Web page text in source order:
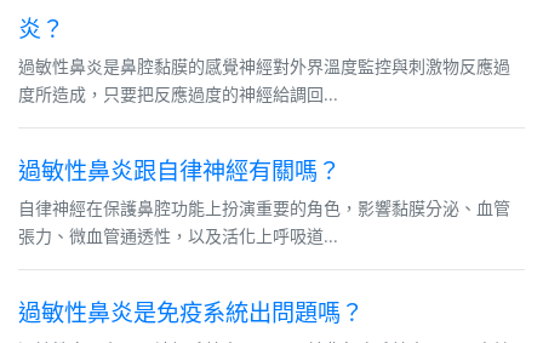
炎？
過敏性鼻炎是鼻腔黏膜的感覺神經對外界溫度監控與刺激物反應過
度所造成，只要把反應過度的神經給調回...
過敏性鼻炎跟自律神經有關嗎？
自律神經在保護鼻腔功能上扮演重要的角色，影響黏膜分泌、血管
張力、微血管通透性，以及活化上呼吸道...
過敏性鼻炎是免疫系統出問題嗎？